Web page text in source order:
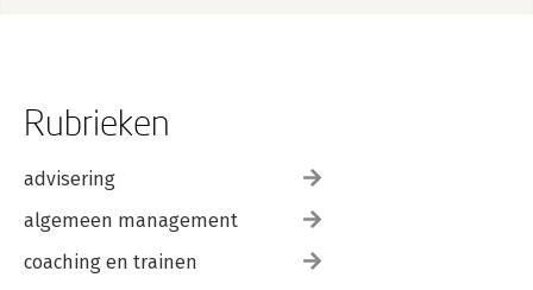
Rubrieken
advisering
algemeen management
coaching en trainen